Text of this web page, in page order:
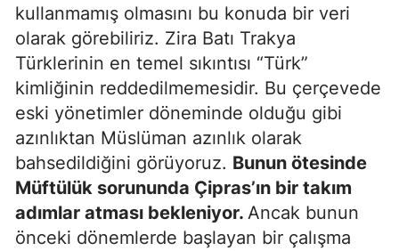
kullanmamış olmasını bu konuda bir veri
olarak görebiliriz. Zira Batı Trakya
Türklerinin en temel sıkıntısı “Türk”
kimliğinin reddedilmemesidir. Bu çerçevede
eski yönetimler döneminde olduğu gibi
azınlıktan Müslüman azınlık olarak
bahsedildiğini görüyoruz. Bunun ötesinde
Müftülük sorununda Çipras’ın bir takım
adımlar atması bekleniyor. Ancak bunun
önceki dönemlerde başlayan bir çalışma